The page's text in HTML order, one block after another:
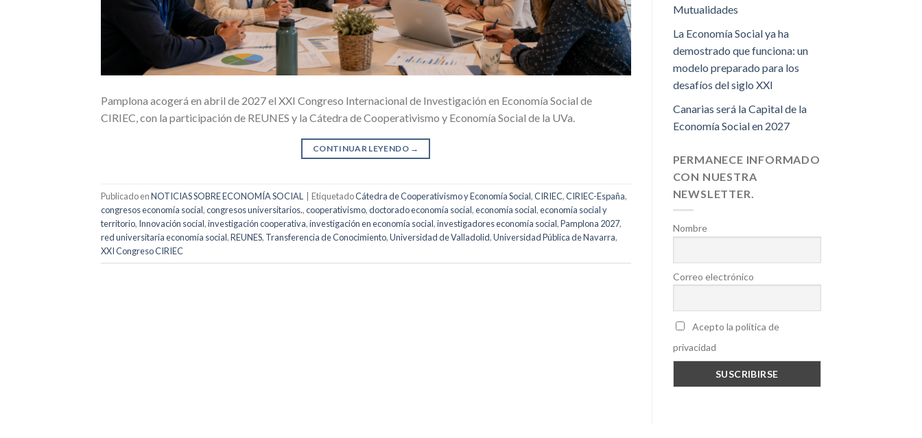
Pamplona acogerá en abril de 2027 el XXI Congreso Internacional de Investigación en Economía Social de
CIRIEC, con la participación de REUNES y la Cátedra de Cooperativismo y Economía Social de la UVa.
CONTINUAR LEYENDO →
Publicado enNOTICIAS SOBRE ECONOMÍA SOCIAL EtiquetadoCátedra de Cooperativismo y Economía Social,CIRIEC,CIRIEC-España,
congresos economía social,congresos universitarios.,cooperativismo,doctorado economía social,economía social,economía social y
territorio, Innovación social,investigación cooperativa,investigación en economía social,investigadores economía social,Pamplona 2027,
red universitaria economía social,REUNES, Transferencia de Conocimiento,Universidad de Valladolid,Universidad Pública de Navarra,
XXI Congreso CIRIEC
Mutualidades
La Economía Social ya ha
demostrado que funciona: un
modelo preparado para los
desafíos del siglo XXI
Canarias será la Capital de la
Economía Social en 2027
PERMANECE INFORMADO
CON NUESTRA
NEWSLETTER.
Nombre
Correo electrónico
Acepto la política de
privacidad